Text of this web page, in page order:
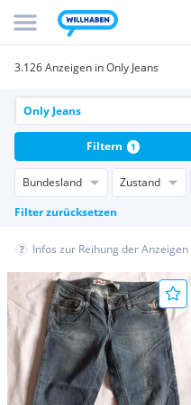
3.126 Anzeigen in Only Jeans
Bundesland Zustand
Filter zurücksetzen
Filtern 1
Infos zur Reihung der Anzeigen